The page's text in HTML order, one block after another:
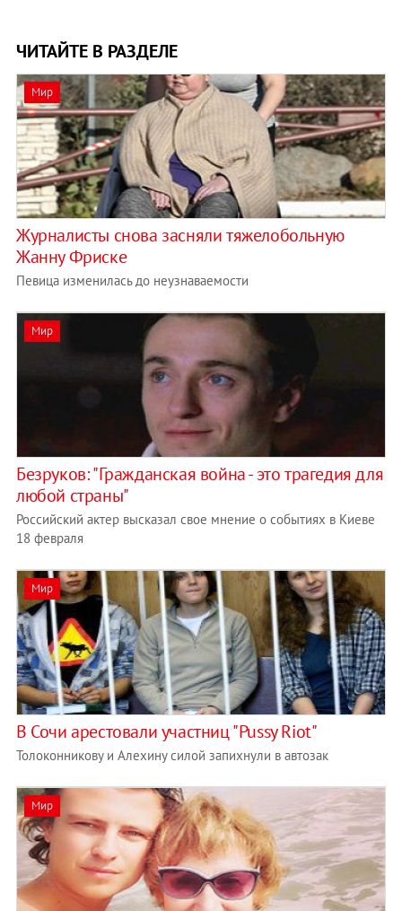
ЧИТАЙТЕ В РАЗДЕЛЕ
Мир
Журналисты снова засняли тяжелобольную
Жанну Фриске
Певица изменилась до неузнаваемости
Мир
Безруков: "Гражданская война - это трагедия для
любой страны"
Российский актер высказал свое мнение о событиях в Киеве
18 февраля
Мир
В Сочи арестовали участниц "Pussy Riot"
Толоконникову и Алехину силой запихнули в автозак
Мир